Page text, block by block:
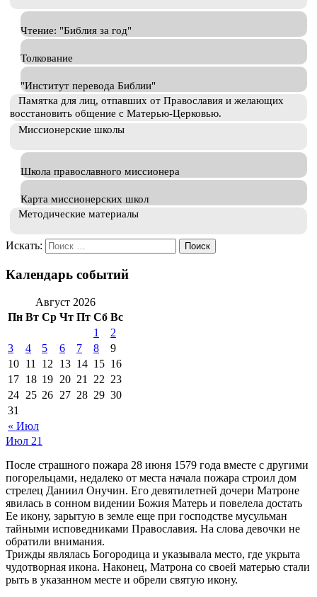
Чтение: "Библия за год"
Толкование
"Институт перевода Библии"
Памятка для лиц, отпавших от Православия и желающих
восстановить общение с Матерью-Церковью.
Миссионерские школы
Школа православного миссионера
Карта миссионерских школ
Методические материалы
Искать:
Календарь событий
Август 2026
Пн Вт Ср Чт Пт Сб Вс
« Июл
1
2
3
4 5 6 7 8
9
10 11 12 13 14 15 16
17 18 19 20 21 22 23
24 25 26 27 28 29 30
31
Июл 21
После страшного пожара 28 июня 1579 года вместе с другими
погорельцами, недалеко от места начала пожара строил дом
стрелец Даниил Онучин. Его девятилетней дочери Матроне
явилась в сонном видении Божия Матерь и повелела достать
Ее икону, зарытую в земле еще при господстве мусульман
тайными исповедниками Православия. На слова девочки не
обратили внимания.
Трижды являлась Богородица и указывала место, где укрыта
чудотворная икона. Наконец, Матрона со своей матерью стали
рыть в указанном месте и обрели святую икону.